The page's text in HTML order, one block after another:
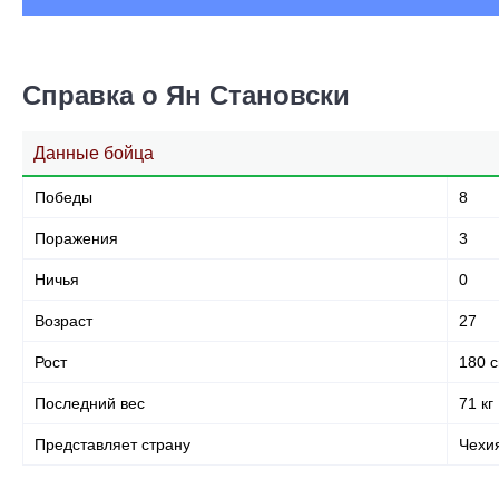
Справка о Ян Становски
Данные бойца
Победы 8
Поражения 3
Ничья 0
Возраст 27
Рост 180
Последний вес 71 кг
Представляет страну